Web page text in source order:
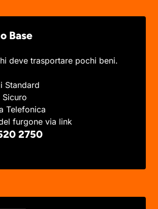
Base
deve trasportare pochi beni.
Standard
Telefonica
furgone via link
2750